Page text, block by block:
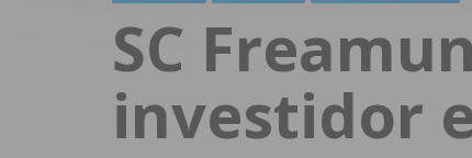
SC
investidor